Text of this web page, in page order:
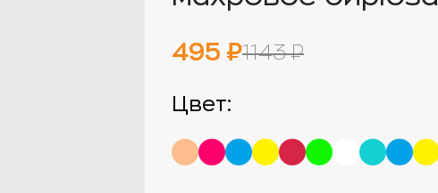
495 ₽1143 ₽
Цвет: